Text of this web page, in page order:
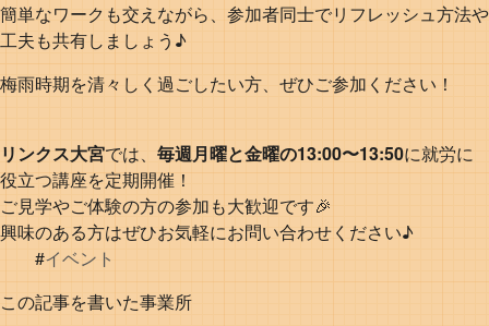
簡単なワークも交えながら、参加者同士でリフレッシュ方法や
工夫も共有しましょう♪
梅雨時期を清々しく過ごしたい方、ぜひご参加ください！
リンクス大宮では、 毎週月曜と金曜の13:00〜13:50に就労に
役立つ講座を定期開催！
ご見学やご体験の方の参加も大歓迎です🎉
興味のある方はぜひお気軽にお問い合わせください♪
#イベント
この記事を書いた事業所